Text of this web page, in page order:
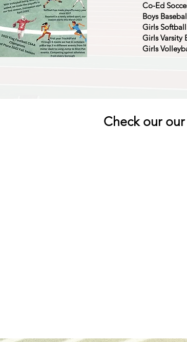
Co-Ed
Boys
Girls
Girls Varsity
Girls
Check our